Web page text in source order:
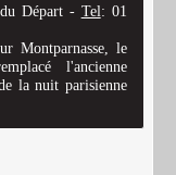
Départ - Tel: 01
Montparnasse, le
l'ancienne
la nuit parisienne